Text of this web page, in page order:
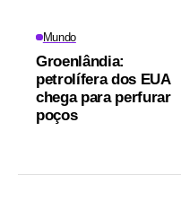
Mundo
Groenlândia:
petrolífera dos EUA
chega para perfurar
poços